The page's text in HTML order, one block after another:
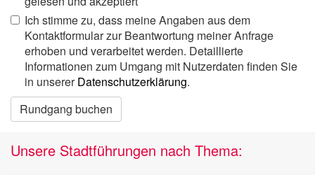
Ich stimme zu, dass meine Angaben aus dem
Kontaktformular zur Beantwortung meiner Anfrage
erhoben und verarbeitet werden. Detaillierte
Informationen zum Umgang mit Nutzerdaten finden Sie
in unsererDatenschutzerklärung.
Rundgang buchen
Unsere Stadtführungen nach Thema: